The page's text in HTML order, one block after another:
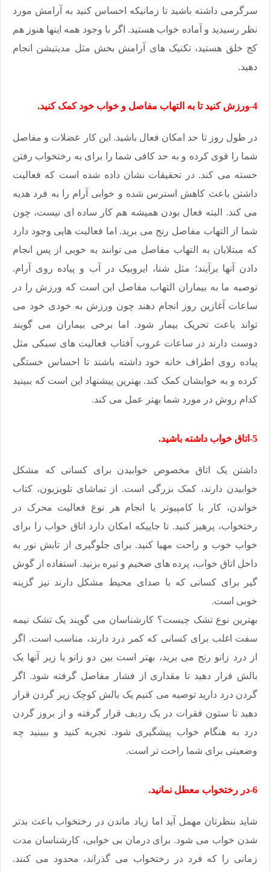
سرگرمی داشته باشید تا زمانیکه احساس کنید به آرامش مورد
نظر رسیدید و آماده خواب هستید. اگر با وجود همه اینها هنوز هم
کج خلق هستید، تکنیک های آرامش بخش مثل مدیتیشن انجام
دهید.
4-ورزش کنید تا به التهاب مفاصل و خواب خود کمک کنید.
در طول روز تا حد امکان فعال باشید. این کار عضلات و مفاصل
شما را قوی کرده و به حد کافی شما را برای به رختخواب رفتن
خسته می کند. در تحقیقات نشان داده شده است که فعالیت
داشتن باعث کاهش استرس شده و خوابی آرام را به فرد هدیه
می کند. البته فعال بودن همیشه هم کار ساده ای نیست، چون
شما از التهاب مفاصل رنج می برید. اما فعالیت هایی وجود دارد
که مبتلایان به التهاب مفاصل می توانند به خوبی از پس انجام
دادن آنها برآیند؛ مثل شنا، ایروبیک در آب و پیاده روی آرام.
توصیه ما به بیماران التهاب مفاصل این است که ورزش را در
ساعات آغازین روز انجام دهند چون ورزش به خودی خود می
تواند باعث تحریک بیمار شود. اما برخی بیماران می گویند
دوست دارند در ساعات غروب آفتاب فعالیت های سبکی مثل
پیاده روی اطراف خانه خود داشته باشند تا احساس خستگی
کرده و به خوابشان کمک کند. بهترین پیشنهاد این است که ببینید
کدام روش در مورد شما بهتر عمل می کند.
5-اتاق خواب داشته باشید.
داشتن یک اتاق مخصوص خوابیدن برای کسانی که مشکل
خوابیدن دارند، کمک بزرگی است. از تماشای تلویزیون، کتاب
خواندن، کار با کامپیوتر یا انجام هر نوع فعالیت محرک در
رختخواب، پرهیز کنید. تا جاییکه امکان دارد اتاق خواب را برای
خواب خوب و راحت مهیا کنید. برای جلوگیری از تابش نور به
داخل اتاق خواب، پرده های ضخیم و تیره بزنید. استفاده از گوش
گیر برای کسانی که با صدای محیط مشکل دارند نیز گزینه
خوبی است.
بهترین نوع تشک چیست؟ کارشناسان می گویند یک تشک نیمه
سفت اغلب برای کسانی که کمر درد دارند، مناسب است. اگر
از درد زانو رنج می برید، بهتر است بین دو زانو یا زیر آنها یک
بالش قرار دهید تا مقداری از فشار مفاصل گرفته شود. اگر
گردن درد دارید توصیه می کنیم یک بالش کوچک زیر گردن قرار
دهید تا ستون فقرات در یک ردیف قرار گرفته و از بروز گردن
درد به هنگام خواب پیشگیری شود. تجربه کنید و ببینید چه
وضعیتی برای شما راحت تر است.
6-در رختخواب معطل نمانید.
شاید بنظرتان مهمل آید اما زیاد ماندن در رختخواب باعث بدتر
شدن خواب می شود. برای درمان بی خوابی، کارشناسان مدت
زمانی را که فرد در رختخواب می گذراند، محدود می کنند.